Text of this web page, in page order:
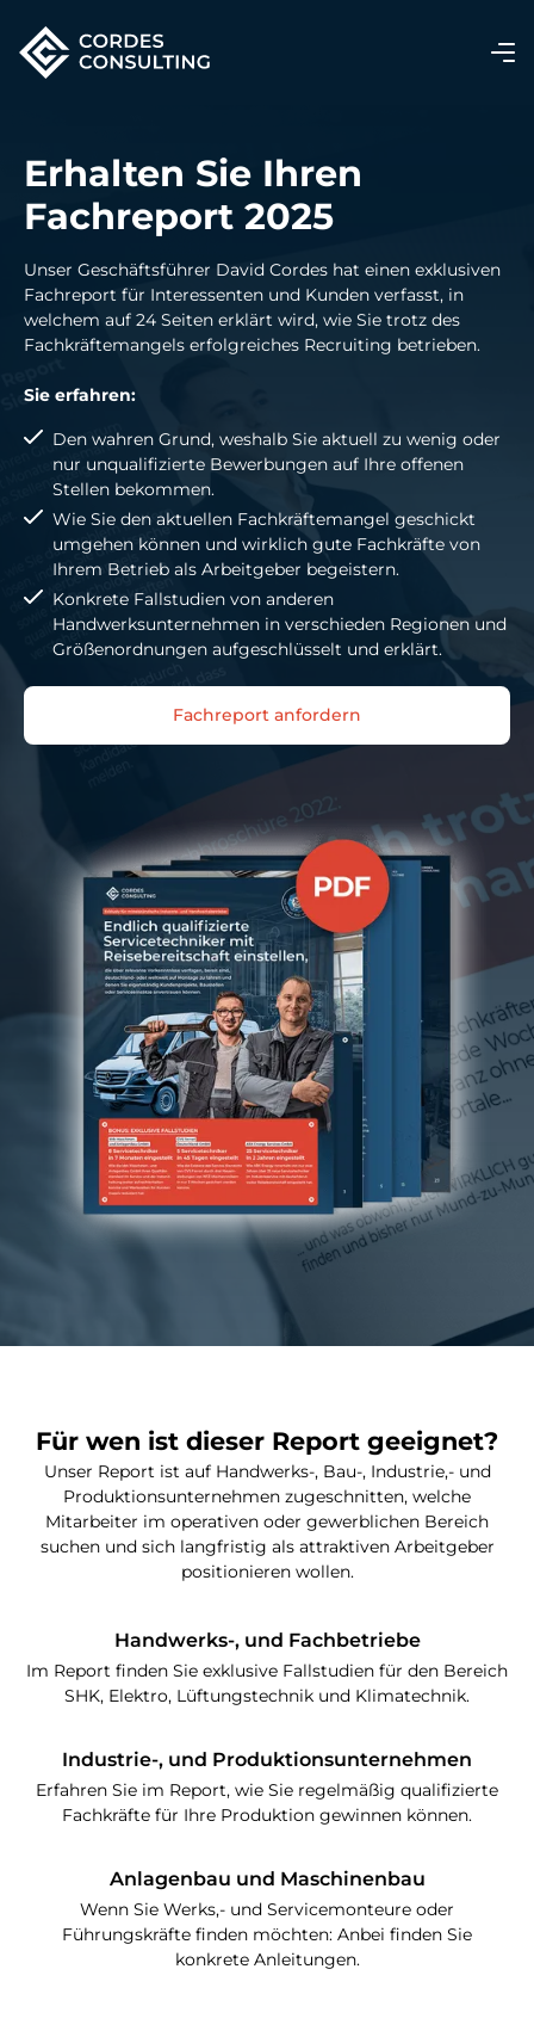
Erhalten Sie Ihren
Fachreport 2025
Unser Geschäftsführer David Cordes hat einen exklusiven
Fachreport für Interessenten und Kunden verfasst, in
welchem auf 24 Seiten erklärt wird, wie Sie trotz des
Fachkräftemangels erfolgreiches Recruiting betrieben.
Sie erfahren:
Den wahren Grund, weshalb Sie aktuell zu wenig oder
nur unqualifizierte Bewerbungen auf Ihre offenen
Stellen bekommen.
Wie Sie den aktuellen Fachkräftemangel geschickt
umgehen können und wirklich gute Fachkräfte von
Ihrem Betrieb als Arbeitgeber begeistern.
Konkrete Fallstudien von anderen
Handwerksunternehmen in verschieden Regionen und
Größenordnungen aufgeschlüsselt und erklärt.
Fachreport anfordern
Für wen ist dieser Report geeignet?
Unser Report ist auf Handwerks-, Bau-, Industrie,- und
Produktionsunternehmen zugeschnitten, welche
Mitarbeiter im operativen oder gewerblichen Bereich
suchen und sich langfristig als attraktiven Arbeitgeber
positionieren wollen.
Handwerks-, und Fachbetriebe
Im Report finden Sie exklusive Fallstudien für den Bereich
SHK, Elektro, Lüftungstechnik und Klimatechnik.
Industrie-, und Produktionsunternehmen
Erfahren Sie im Report, wie Sie regelmäßig qualifizierte
Fachkräfte für Ihre Produktion gewinnen können.
Anlagenbau und Maschinenbau
Wenn Sie Werks,- und Servicemonteure oder
Führungskräfte finden möchten: Anbei finden Sie
konkrete Anleitungen.